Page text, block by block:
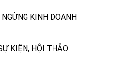
KINH DOANH
KIỆN, HỘI THẢO